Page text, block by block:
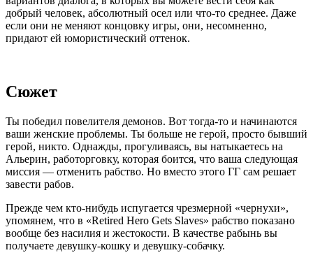
добрый человек, абсолютный осел или что-то среднее. Даже
если они не меняют концовку игры, они, несомненно,
придают ей юмористический оттенок.
Сюжет
Ты победил повелителя демонов. Вот тогда-то и начинаются
ваши женские проблемы. Ты больше не герой, просто бывший
герой, никто. Однажды, прогуливаясь, вы натыкаетесь на
Альерин, работорговку, которая боится, что ваша следующая
миссия — отменить рабство. Но вместо этого ГГ сам решает
завести рабов.
Прежде чем кто-нибудь испугается чрезмерной «чернухи»,
упомянем, что в «Retired Hero Gets Slaves» рабство показано
вообще без насилия и жестокости. В качестве рабынь вы
получаете девушку-кошку и девушку-собачку.